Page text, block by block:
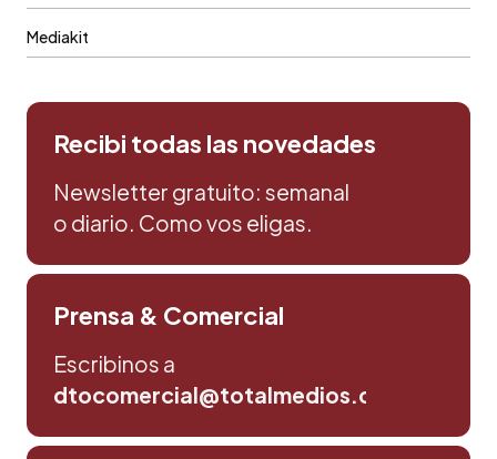
Mediakit
Recibi todas las novedades
Newsletter gratuito: semanal
o diario. Como vos eligas.
Prensa & Comercial
Escribinos a
dtocomercial@totalmedios.com